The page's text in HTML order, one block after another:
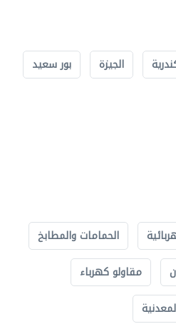
الجيزة بور سعيد
الحمامات والمطابخ
مقاولو كهرباء